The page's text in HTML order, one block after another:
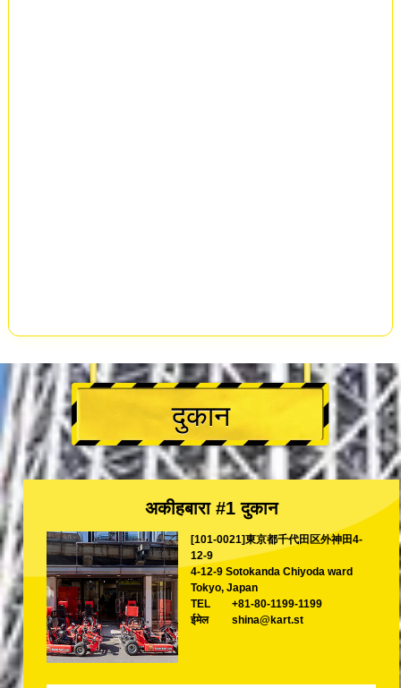
दुकान
अकीहबारा #1 दुकान
[101-0021]東京都千代田区外神田4-
12-9
4-12-9 Sotokanda Chiyoda ward
Tokyo, Japan
TEL
+81-80-1199-1199
ईमेल
shina@kart.st